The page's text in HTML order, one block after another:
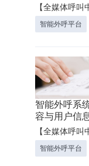
【全媒体呼叫
智能外呼平台
智能外呼系
容与用户信
【全媒体呼叫
智能外呼平台